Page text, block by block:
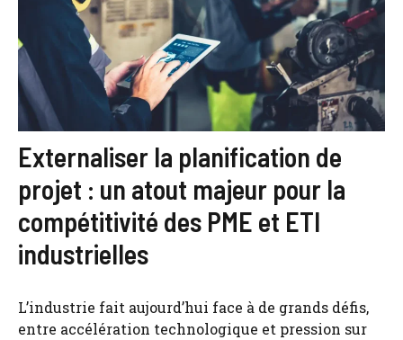
Externaliser la planification de
projet : un atout majeur pour la
compétitivité des PME et ETI
industrielles
L’industrie fait aujourd’hui face à de grands défis,
entre accélération technologique et pression sur